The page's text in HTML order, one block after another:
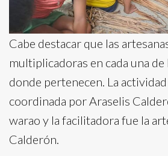
Cabe destacar que las
multiplicadoras en cada una
donde pertenecen. La
coordinada por Araselis
warao y la facilitadora fue la
Calderón.